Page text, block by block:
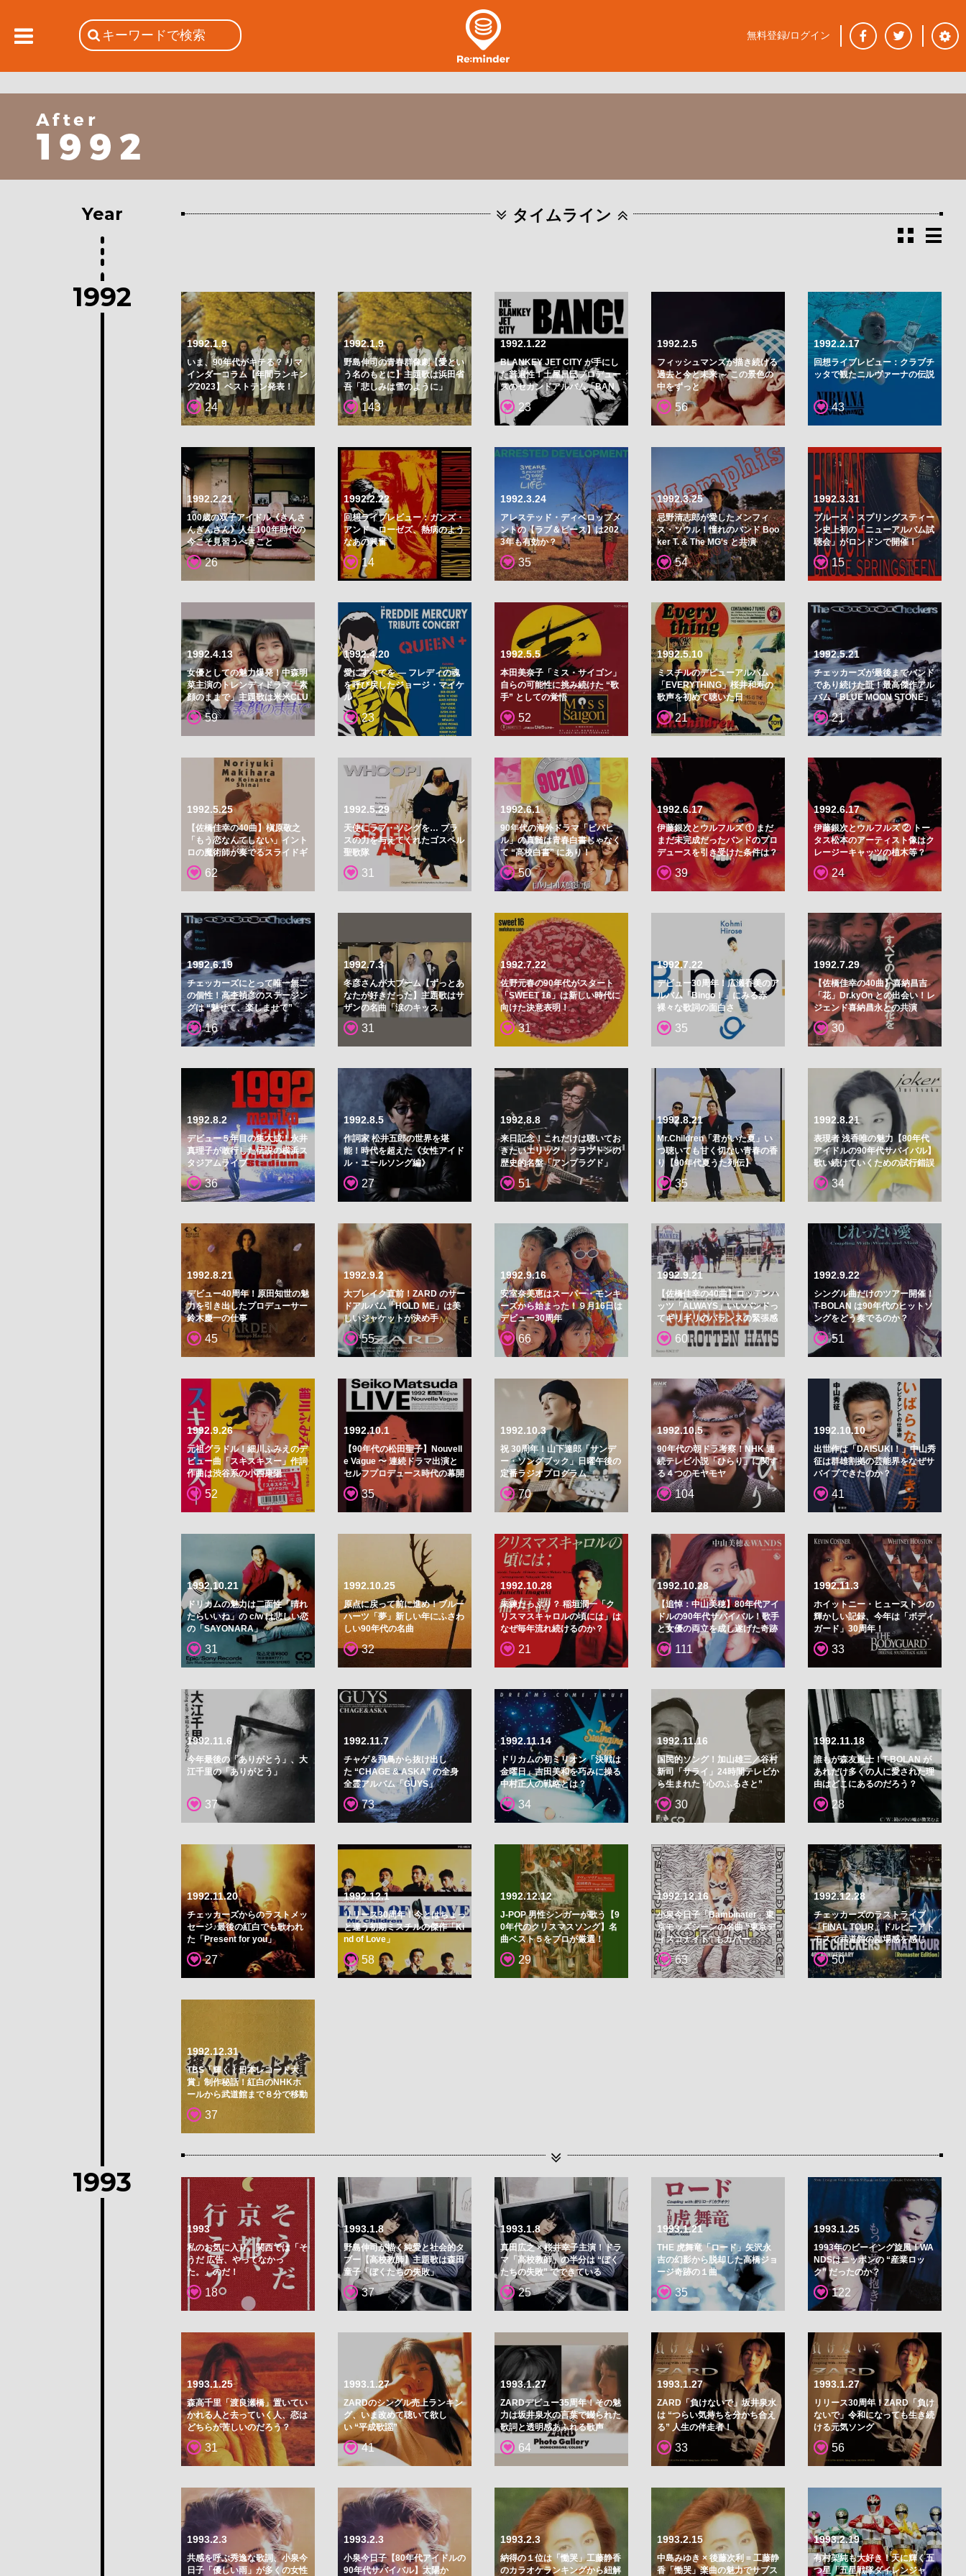
Year タイムライン
1992
1992.1.9
いま、90年代がキテる？ リマ
インダーコラム【年間ランキン
グ2023】ベストテン発表！
24
1992.1.9
野島伸司の青春群像劇【愛とい
う名のもとに】主題歌は浜田省
吾「悲しみは雪のように」
143
1992.1.22
BLANKEY JET CITY が手にし
た普遍性！土屋昌巳プロデュー
スのセカンドアルバム「BAN
G！」
23
1992.2.5
フィッシュマンズが描き続ける
過去と今と未来 ～ この景色の
中をずっと
56
1992.2.17
回想ライブレビュー：クラブチ
ッタで観たニルヴァーナの伝説
43
1992.2.21
100歳の双子アイドル《きんさ
んぎんさん》人生100年時代の
今こそ見習うべきこと
26
1992.2.22
回想ライブレビュー：ガンズ・
アンド・ローゼズ、熱病のよう
なあの興奮
14
1992.3.24
アレステッド・ディベロップメ
ントの【ラブ＆ピース】は202
3年も有効か？
35
1992.3.25
忌野清志郎が愛したメンフィ
ス・ソウル！憧れのバンド Boo
ker T. & The MG's と共演
54
1992.3.31
ブルース・スプリングスティー
ン史上初の「ニューアルバム試
聴会」がロンドンで開催！
15
1992.4.13
女優としての魅力爆発！中森明
菜主演のトレンディドラマ「素
顔のままで」主題歌は米米CLU
B
59
1992.4.20
愛にすべてを — フレディの魂
を呼び戻したジョージ・マイケ
ル
23
1992.5.5
本田美奈子「ミス・サイゴン」
自らの可能性に挑み続けた “歌
手” としての覚悟
52
1992.5.10
ミスチルのデビューアルバム
「EVERYTHING」桜井和寿の
歌声を初めて聴いた日
21
1992.5.21
チェッカーズが最後までバンド
であり続けた証！最高傑作アル
バム「BLUE MOON STONE」
21
1992.5.25
【佐橋佳幸の40曲】槇原敬之
「もう恋なんてしない」イント
ロの魔術師が奏でるスライドギ
ター
62
1992.5.29
天使にラブ・ソングを… プラ
スの力を与えてくれたゴスペル
聖歌隊
31
1992.6.1
90年代の海外ドラマ「ビバヒ
ル」の真髄は青春白書じゃなく
て “高校白書” にあり！
50
1992.6.17
伊藤銀次とウルフルズ ① まだ
まだ未完成だったバンドのプロ
デュースを引き受けた条件は？
39
1992.6.17
伊藤銀次とウルフルズ ② トー
タス松本のアーティスト像はク
レージーキャッツの植木等？
24
1992.6.19
チェッカーズにとって唯一無二
の個性！高杢禎彦のステージン
グは “魅せて、楽しませて”
16
1992.7.3
冬彦さんが大ブーム【ずっとあ
なたが好きだった】主題歌はサ
ザンの名曲「涙のキッス」
31
1992.7.22
佐野元春の90年代がスタート
「SWEET 16」は新しい時代に
向けた決意表明！
31
1992.7.22
デビュー30周年！広瀬香美のア
ルバム「Bingo！」にみる赤
裸々な歌詞の面白さ
35
1992.7.29
【佐橋佳幸の40曲】喜納昌吉
「花」Dr.kyOn との出会い！レ
ジェンド喜納昌永との共演
30
1992.8.2
デビュー５年目の集大成！永井
真理子が敢行した伝説の横浜ス
タジアムライブ
36
1992.8.5
作詞家 松井五郎の世界を堪
能！時代を超えた《女性アイド
ル・エールソング編》
27
1992.8.8
来日記念！これだけは聴いてお
きたいエリック・クラプトンの
歴史的名盤「アンプラグド」
51
1992.8.21
Mr.Children「君がいた夏」い
つ聴いても甘く切ない青春の香
り【90年代夏うた列伝】
35
1992.8.21
表現者 浅香唯の魅力【80年代
アイドルの90年代サバイバル】
歌い続けていくための試行錯誤
34
1992.8.21
デビュー40周年！原田知世の魅
力を引き出したプロデューサー
鈴木慶一の仕事
45
1992.9.2
大ブレイク直前！ZARD のサー
ドアルバム「HOLD ME」は美
しいジャケットが決め手
55
1992.9.16
安室奈美恵はスーパー・モンキ
ーズから始まった！９月16日は
デビュー30周年
66
1992.9.21
【佐橋佳幸の40曲】ロッテンハ
ッツ「ALWAYS」いいバンドっ
てギリギリのバランスの緊張感
60
1992.9.22
シングル曲だけのツアー開催！
T-BOLAN は90年代のヒットソ
ングをどう奏でるのか？
51
1992.9.26
元祖グラドル！細川ふみえのデ
ビュー曲「スキスキスー」作詞
作曲は渋谷系の小西康陽
52
1992.10.1
【90年代の松田聖子】Nouvell
e Vague 〜 連続ドラマ出演と
セルフプロデュース時代の幕開
け
35
1992.10.3
祝 30周年！山下達郎「サンデ
ー・ソングブック」日曜午後の
定番ラジオプログラム
70
1992.10.5
90年代の朝ドラ考察！NHK 連
続テレビ小説「ひらり」に関す
る４つのモヤモヤ
104
1992.10.10
出世作は「DAISUKI！」中山秀
征は群雄割拠の芸能界をなぜサ
バイブできたのか？
41
1992.10.21
ドリカムの魅力は二面性「晴れ
たらいいね」の c/w は悲しい恋
の「SAYONARA」
31
1992.10.25
原点に戻って前に進め！ブルー
ハーツ「夢」新しい年にふさわ
しい90年代の名曲
32
1992.10.28
未練たっぷり？ 稲垣潤一「ク
リスマスキャロルの頃には」は
なぜ毎年流れ続けるのか？
21
1992.10.28
【追悼：中山美穂】80年代アイ
ドルの90年代サバイバル！歌手
と女優の両立を成し遂げた奇跡
111
1992.11.3
ホイットニー・ヒューストンの
輝かしい記録、今年は「ボディ
ガード」30周年！
33
1992.11.6
今年最後の「ありがとう」、大
江千里の「ありがとう」
37
1992.11.7
チャゲ＆飛鳥から抜け出し
た “CHAGE & ASKA” の全身
全霊アルバム「GUYS」
73
1992.11.14
ドリカムの初ミリオン「決戦は
金曜日」吉田美和を巧みに操る
中村正人の戦略とは？
34
1992.11.16
国民的ソング！加山雄三／谷村
新司「サライ」24時間テレビか
ら生まれた “心のふるさと”
30
1992.11.18
誰もが森友嵐士！T-BOLAN が
あれだけ多くの人に愛された理
由はどこにあるのだろう？
28
1992.11.20
チェッカーズからのラストメッ
セージ♪最後の紅白でも歌われ
た「Present for you」
27
1992.12.1
リリース30周年！今とはちょっ
と違う初期ミスチルの傑作「Ki
nd of Love」
58
1992.12.12
J-POP 男性シンガーが歌う【9
0年代のクリスマスソング】名
曲ベスト５をプロが厳選！
29
1992.12.16
小泉今日子「Bambinater」東
京モッズシーンの名曲 “東京デ
ィスコナイト” もカバー
63
1992.12.28
チェッカーズのラストライブ
「FINAL TOUR」ドルビーアト
モスで武道館の臨場感を感じ
て！
50
1992.12.31
TBS「輝く！日本レコード大
賞」制作秘話！紅白のNHKホ
ールから武道館まで８分で移動
37
1993
1993
私のお気に入り、関西では「そ
うだ 広告、やってなかっ
た。」のだ！
18
1993.1.8
野島伸司が描く純愛と社会的タ
ブー【高校教師】主題歌は森田
童子「ぼくたちの失敗」
37
1993.1.8
真田広之 × 桜井幸子主演！ドラ
マ「高校教師」の半分は “ぼく
たちの失敗” でできている
25
1993.1.21
THE 虎舞竜「ロード」矢沢永
吉の幻影から脱却した高橋ジョ
ージ奇跡の１曲
35
1993.1.25
1993年のビーイング旋風！WA
NDSはニッポンの “産業ロッ
ク” だったのか？
122
1993.1.25
森高千里「渡良瀬橋」置いてい
かれる人と去っていく人、恋は
どちらが苦しいのだろう？
31
1993.1.27
ZARDのシングル売上ランキン
グ、いま改めて聴いて欲し
い “平成歌謡”
41
1993.1.27
ZARDデビュー35周年！その魅
力は坂井泉水の言葉で綴られた
歌詞と透明感あふれる歌声
64
1993.1.27
ZARD「負けないで」坂井泉水
は “つらい気持ちを分かち合え
る” 人生の伴走者！
33
1993.1.27
リリース30周年！ZARD「負け
ないで」令和になっても生き続
ける元気ソング
56
1993.2.3
共感を呼ぶ秀逸な歌詞、小泉今
日子「優しい雨」が多くの女性
1993.2.3
小泉今日子【80年代アイドルの
90年代サバイバル】太陽か
1993.2.3
納得の１位は「慟哭」工藤静香
のカラオケランキングから紐解
1993.2.15
中島みゆき × 後藤次利 = 工藤静
香「慟哭」楽曲の魅力でサブス
1993.2.19
有村架純も大好き！天に輝く五
つ星「五星戦隊ダイレンジャ
無料登録/ログイン